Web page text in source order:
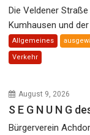
Die Veldener
Kumhausen und
Allgemeines
Verkehr
August 9, 2026
S E G N U N G
Bürgerverein